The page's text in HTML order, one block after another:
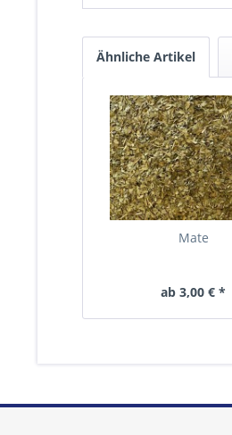
Ähnliche Artikel
Mate
ab 3,00 € *